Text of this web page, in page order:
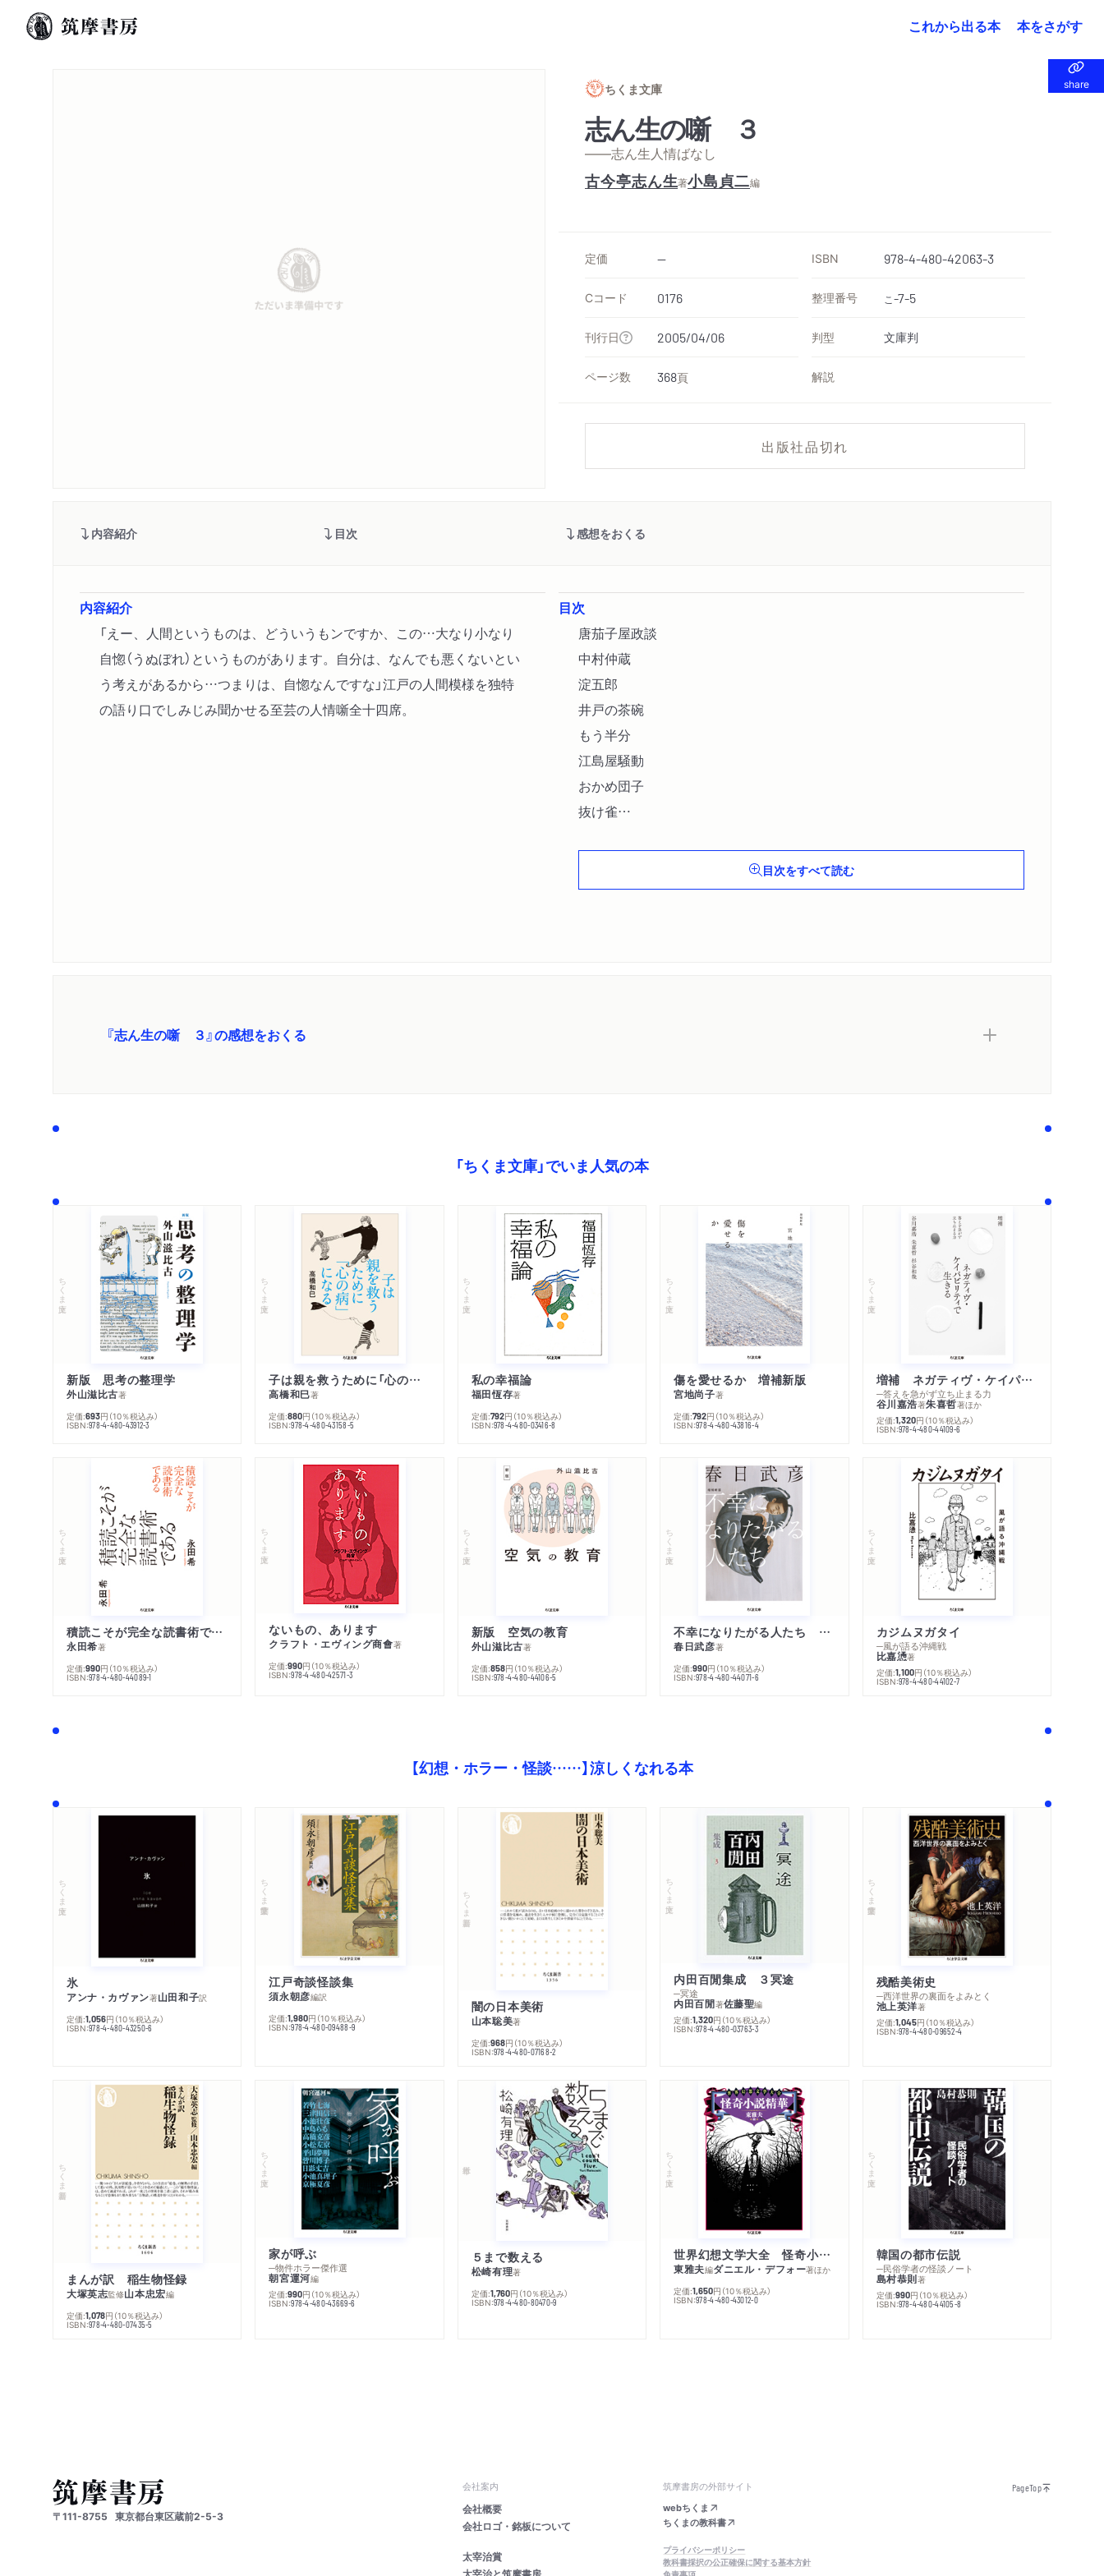
これから出る本 本をさがす
share
share
ちくま文庫
志ん生の噺 ３
——志ん生人情ばなし
古今亭志ん生著小島貞二編
定価 -- ISBN 978-4-480-42063-3
Cコード 0176 整理番号 こ-7-5
刊行日 2005/04/06 判型 文庫判
ページ数 368頁 解説
出版社品切れ
内容紹介 目次 感想をおくる
内容紹介
「えー、人間というものは、どういうもンですか、この…大なり小なり
自惚（うぬぼれ）というものがあります。自分は、なんでも悪くないとい
う考えがあるから…つまりは、自惚なんですな」江戸の人間模様を独特
の語り口でしみじみ聞かせる至芸の人情噺全十四席。
目次
唐茄子屋政談
中村仲蔵
淀五郎
井戸の茶碗
もう半分
江島屋騒動
おかめ団子
抜け雀
千両みかん
目次をすべて読む
『志ん生の噺 ３』の感想をおくる
「ちくま文庫」でいま人気の本
ちくま文庫
新版 思考の整理学
外山滋比古著
定価:693円 （10％税込み）
ISBN:978-4-480-43912-3
ちくま文庫
子は親を救うために「心の病」になる
高橋和巳著
定価:880円 （10％税込み）
ISBN:978-4-480-43158-5
ちくま文庫
私の幸福論
福田恆存著
定価:792円 （10％税込み）
ISBN:978-4-480-03416-8
ちくま文庫
傷を愛せるか 増補新版
宮地尚子著
定価:792円 （10％税込み）
ISBN:978-4-480-43816-4
ちくま文庫
増補 ネガティヴ・ケイパビリティで生きる
─答えを急がず立ち止まる力
谷川嘉浩著朱喜哲著ほか
定価:1,320円 （10％税込み）
ISBN:978-4-480-44109-6
ちくま文庫
積読こそが完全な読書術である
永田希著
定価:990円 （10％税込み）
ISBN:978-4-480-44089-1
ちくま文庫
ないもの、あります
クラフト・エヴィング商會著
定価:990円 （10％税込み）
ISBN:978-4-480-42571-3
ちくま文庫
新版 空気の教育
外山滋比古著
定価:858円 （10％税込み）
ISBN:978-4-480-44106-5
ちくま文庫
不幸になりたがる人たち 増補新版
春日武彦著
定価:990円 （10％税込み）
ISBN:978-4-480-44071-6
ちくま文庫
カジムヌガタイ
─風が語る沖縄戦
比嘉慂著
定価:1,100円 （10％税込み）
ISBN:978-4-480-44102-7
【幻想・ホラー・怪談……】涼しくなれる本
ちくま文庫
氷
アンナ・カヴァン著山田和子訳
定価:1,056円 （10％税込み）
ISBN:978-4-480-43250-6
ちくま学芸文庫
江戸奇談怪談集
須永朝彦編訳
定価:1,980円 （10％税込み）
ISBN:978-4-480-09488-9
ちくま新書
闇の日本美術
山本聡美著
定価:968円 （10％税込み）
ISBN:978-4-480-07168-2
ちくま文庫
内田百閒集成 ３冥途
─冥途
内田百閒著佐藤聖編
定価:1,320円 （10％税込み）
ISBN:978-4-480-03763-3
ちくま学芸文庫
残酷美術史
─西洋世界の裏面をよみとく
池上英洋著
定価:1,045円 （10％税込み）
ISBN:978-4-480-09652-4
ちくま新書
まんが訳 稲生物怪録
大塚英志監修山本忠宏編
定価:1,078円 （10％税込み）
ISBN:978-4-480-07435-5
ちくま文庫
家が呼ぶ
─物件ホラー傑作選
朝宮運河編
定価:990円 （10％税込み）
ISBN:978-4-480-43669-6
５まで数える
松崎有理著
定価:1,760円 （10％税込み）
ISBN:978-4-480-80470-9
ちくま文庫
世界幻想文学大全 怪奇小説精華
東雅夫編ダニエル・デフォー著ほか
定価:1,650円 （10％税込み）
ISBN:978-4-480-43012-0
ちくま文庫
韓国の都市伝説
─民俗学者の怪談ノート
島村恭則著
定価:990円 （10％税込み）
ISBN:978-4-480-44105-8
〒111-8755 東京都台東区蔵前2-5-3
会社案内
会社概要
会社ロゴ・銘板について
太宰治賞
筑摩書房の外部サイト
webちくま
ちくまの教科書
プライバシーポリシー
教科書採択の公正確保に関する基本方針
PageTop